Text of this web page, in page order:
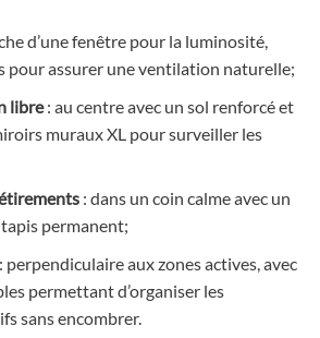
d’une fenêtre pour la luminosité,
pour assurer une ventilation naturelle;
libre: au centre avec un sol renforcé et
muraux XL pour surveiller les
: dans un coin calme avec un
permanent;
perpendiculaire aux zones actives, avec
permettant d’organiser les
sans encombrer.